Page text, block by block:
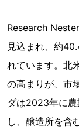
Research
見込まれ、約
れています。北
の高まりが、市
ダは2023年に
し、醸造所を含